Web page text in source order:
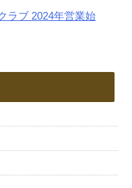
ラブ 2024年営業始